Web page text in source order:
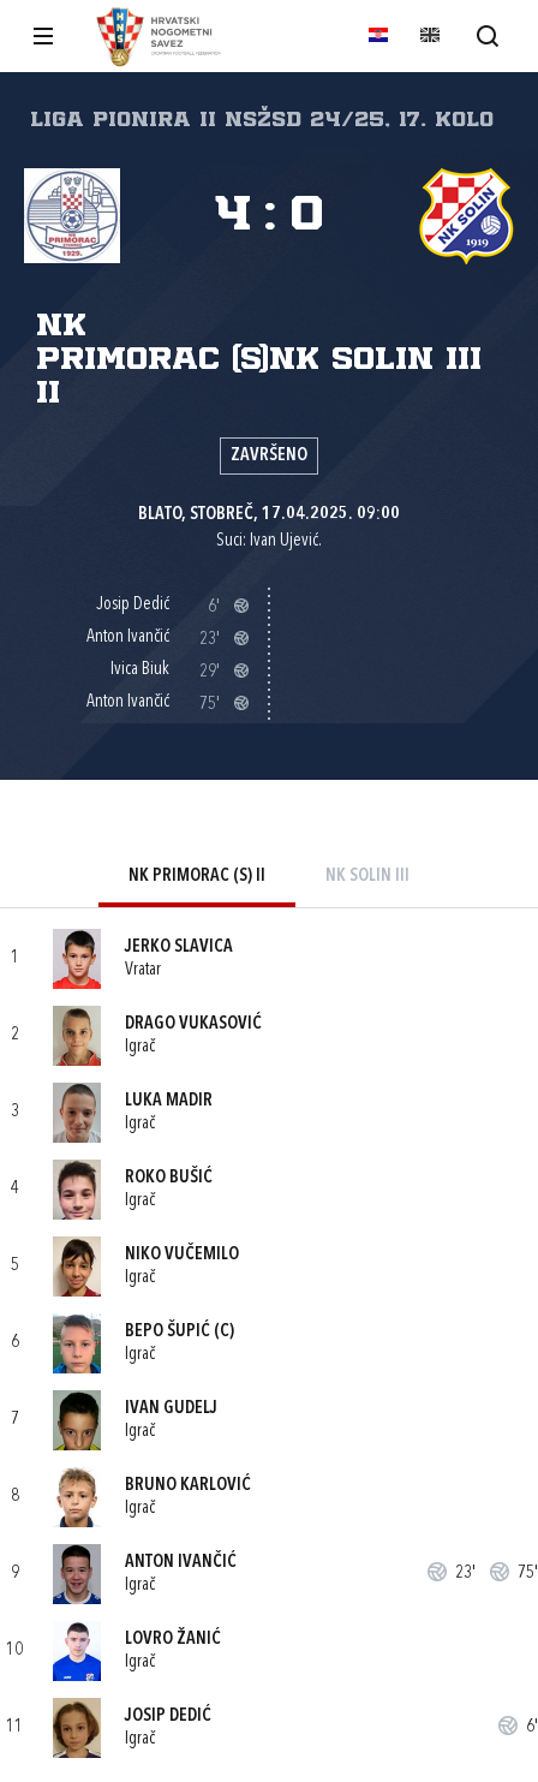
Liga pionira II NSŽSD 24/25, 17. kolo
NK
Primorac (S)
II
NK Solin III
4 : 0
ZAVRŠENO
BLATO, STOBREČ, 17.04.2025. 09:00
Suci: Ivan Ujević.
Josip Dedić
6'
Anton Ivančić
23'
Ivica Biuk
29'
Anton Ivančić
75'
NK PRIMORAC (S) II NK SOLIN III
1
JERKO SLAVICA
Vratar
2
DRAGO VUKASOVIĆ
Igrač
3
LUKA MADIR
Igrač
4
ROKO BUŠIĆ
Igrač
5
NIKO VUČEMILO
Igrač
6
BEPO ŠUPIĆ (C)
Igrač
7
IVAN GUDELJ
Igrač
8
BRUNO KARLOVIĆ
Igrač
9
ANTON IVANČIĆ
Igrač
23' 75'
10
LOVRO ŽANIĆ
Igrač
11
JOSIP DEDIĆ
Igrač
6'